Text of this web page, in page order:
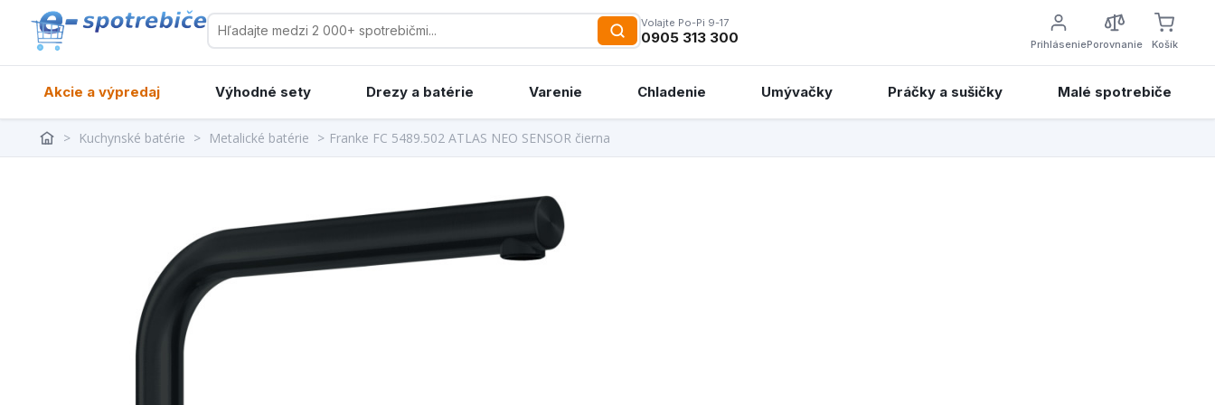
Volajte Po-Pi 9-17
0905 313 300 PrihláseniePorovnanie Košík
Akcie a výpredaj Výhodné sety Drezy a batérie Varenie Chladenie Umývačky Práčky a sušičky Malé spotrebiče
> Kuchynské batérie > Metalické batérie > Franke FC 5489.502 ATLAS NEO SENSOR čierna